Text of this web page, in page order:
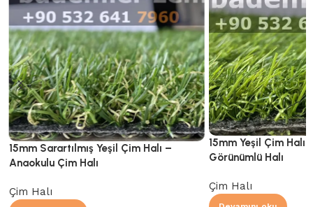
15mm Sarartılmış Yeşil Çim Halı –
Anaokulu Çim Halı
Çim Halı
15mm Yeşil Çim Halı
Görünümlü Halı
Çim Halı